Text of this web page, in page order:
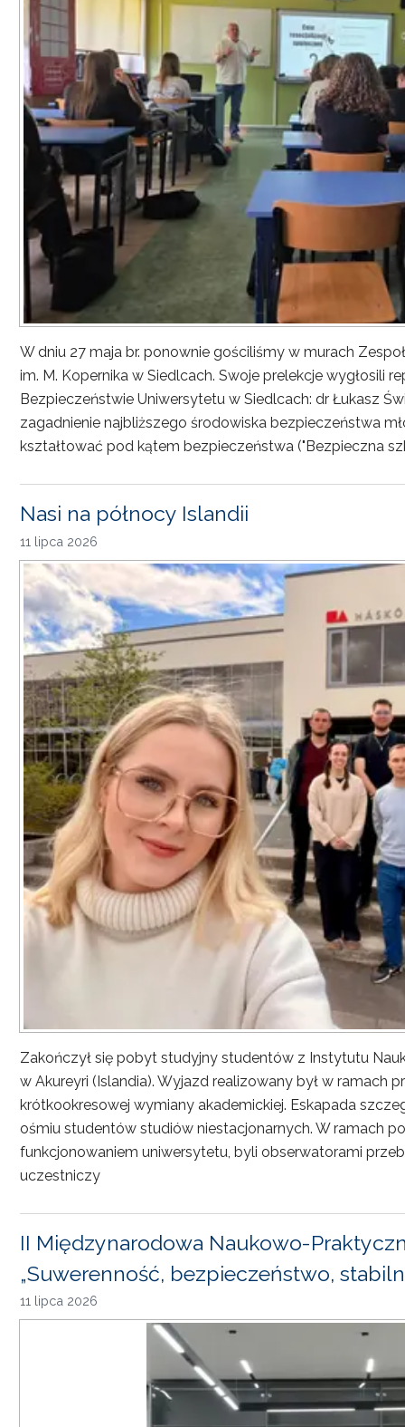
W dniu 27 maja br. ponownie gościliśmy w murach
im. M. Kopernika w Siedlcach. Swoje prelekcje wygłosili
Bezpieczeństwie Uniwersytetu w Siedlcach: dr Łukasz
zagadnienie najbliższego środowiska bezpieczeństwa
kształtować pod kątem bezpieczeństwa ("Bezpieczna
Nasi na północy Islandii
11 lipca 2026
Zakończył się pobyt studyjny studentów z Instytutu
w Akureyri (Islandia). Wyjazd realizowany był w ramach
krótkookresowej wymiany akademickiej. Eskapada
ośmiu studentów studiów niestacjonarnych. W ramach
funkcjonowaniem uniwersytetu, byli obserwatorami
uczestniczy
II Międzynarodowa Naukowo-
„Suwerenność, bezpieczeństwo,
11 lipca 2026